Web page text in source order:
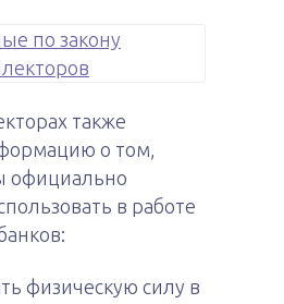
также
о том,
официально
в работе
физическую силу в